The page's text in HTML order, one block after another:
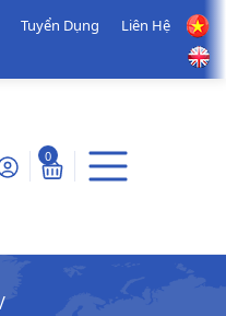
Tuyển Dụng Liên Hệ
0